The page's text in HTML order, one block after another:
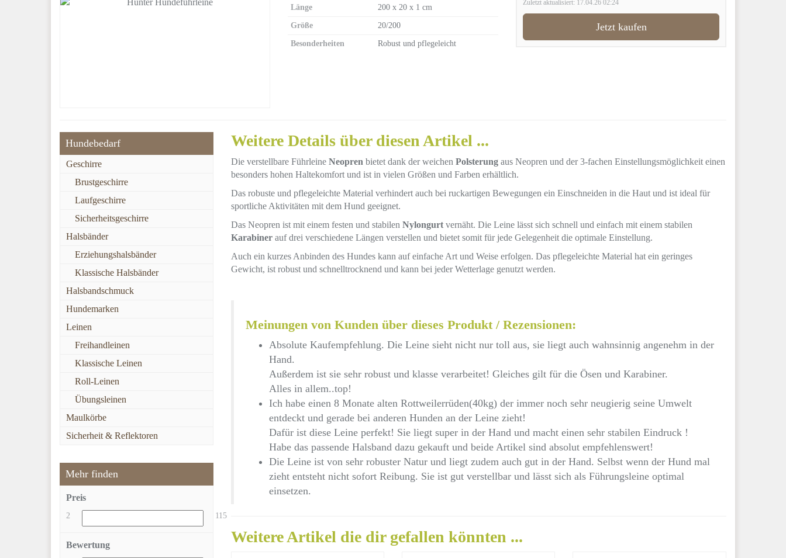
Zuletzt aktualisiert: 17.04.26 02:24
Jetzt kaufen
Länge 200 x 20 x 1 cm
Größe 20/200
Besonderheiten Robust und pflegeleicht
Weitere Details über diesen Artikel ...
Die verstellbare Führleine Neopren bietet dank der weichen Polsterungaus Neopren und der 3-fachen Einstellungsmöglichkeit einen
besonders hohen Haltekomfort und ist in vielen Größen und Farben erhältlich.
Das robuste und pflegeleichte Material verhindert auch bei ruckartigen Bewegungen ein Einschneiden in die Haut und ist ideal für
sportliche Aktivitäten mit dem Hund geeignet.
Das Neopren ist mit einem festen und stabilen Nylongurtvernäht. Die Leine lässt sich schnell und einfach mit einem stabilen
Karabinerauf drei verschiedene Längen verstellen und bietet somit für jede Gelegenheit die optimale Einstellung.
Auch ein kurzes Anbinden des Hundes kann auf einfache Art und Weise erfolgen. Das pflegeleichte Material hat ein geringes
Gewicht, ist robust und schnelltrocknend und kann bei jeder Wetterlage genutzt werden.
Meinungen von Kunden über dieses Produkt / Rezensionen:
Absolute Kaufempfehlung. Die Leine sieht nicht nur toll aus, sie liegt auch wahnsinnig angenehm in der
Hand.
Außerdem ist sie sehr robust und klasse verarbeitet! Gleiches gilt für die Ösen und Karabiner.
Alles in allem..top!
Ich habe einen 8 Monate alten Rottweilerrüden(40kg) der immer noch sehr neugierig seine Umwelt
entdeckt und gerade bei anderen Hunden an der Leine zieht!
Dafür ist diese Leine perfekt! Sie liegt super in der Hand und macht einen sehr stabilen Eindruck !
Habe das passende Halsband dazu gekauft und beide Artikel sind absolut empfehlenswert!
Die Leine ist von sehr robuster Natur und liegt zudem auch gut in der Hand. Selbst wenn der Hund mal
zieht entsteht nicht sofort Reibung. Sie ist gut verstellbar und lässt sich als Führungsleine optimal
einsetzen.
Weitere Artikel die dir gefallen könnten ...
Hundebedarf
Geschirre
Brustgeschirre
Laufgeschirre
Sicherheitsgeschirre
Halsbänder
Erziehungshalsbänder
Klassische Halsbänder
Halsbandschmuck
Hundemarken
Leinen
Freihandleinen
Klassische Leinen
Roll-Leinen
Übungsleinen
Maulkörbe
Sicherheit & Reflektoren
Mehr finden
Preis
2 115
Bewertung